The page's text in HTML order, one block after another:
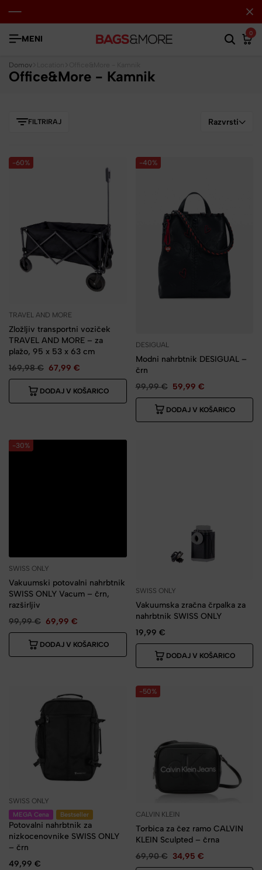
MENI
0
Office&More - Kamnik
Domov
FILTRIRAJ Razvrsti
-60%
TRAVEL AND MORE
Zložljiv transportni voziček
TRAVEL AND MORE – za
plažo, 95 x 53 x 63 cm
169,98€ 67,99 €
DODAJ V KOŠARICO
-40%
DESIGUAL
Modni nahrbtnik DESIGUAL –
črn
99,99€ 59,99 €
DODAJ V KOŠARICO
-30%
SWISS ONLY
Vakuumski potovalni nahrbtnik
SWISS ONLY Vacum – črn,
razširljiv
99,99€ 69,99 €
DODAJ V KOŠARICO
SWISS ONLY
Vakuumska zračna črpalka za
nahrbtnik SWISS ONLY
19,99 €
DODAJ V KOŠARICO
SWISS ONLY
MEGA Cena Bestseller
Potovalni nahrbtnik za
nizkocenovnike SWISS ONLY
– črn
49,99 €
-50%
CALVIN KLEIN
Torbica za čez ramo CALVIN
KLEIN Sculpted – črna
69,90€ 34,95 €